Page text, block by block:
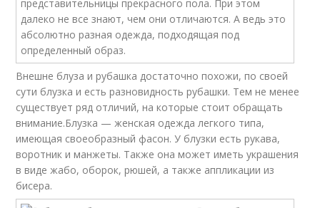
Внешне блуза и рубашка достаточно похожи, по своей
сути блузка и есть разновидность рубашки. Тем не менее
существует ряд отличий, на которые стоит обращать
внимание.Блузка — женская одежда легкого типа,
имеющая своеобразный фасон. У блузки есть рукава,
воротник и манжеты. Также она может иметь украшения
в виде жабо, оборок, рюшей, а также аппликации из
бисера.